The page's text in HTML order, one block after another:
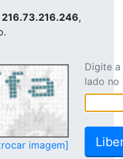
216.73.216.246,
imagem]
Digite
lado no